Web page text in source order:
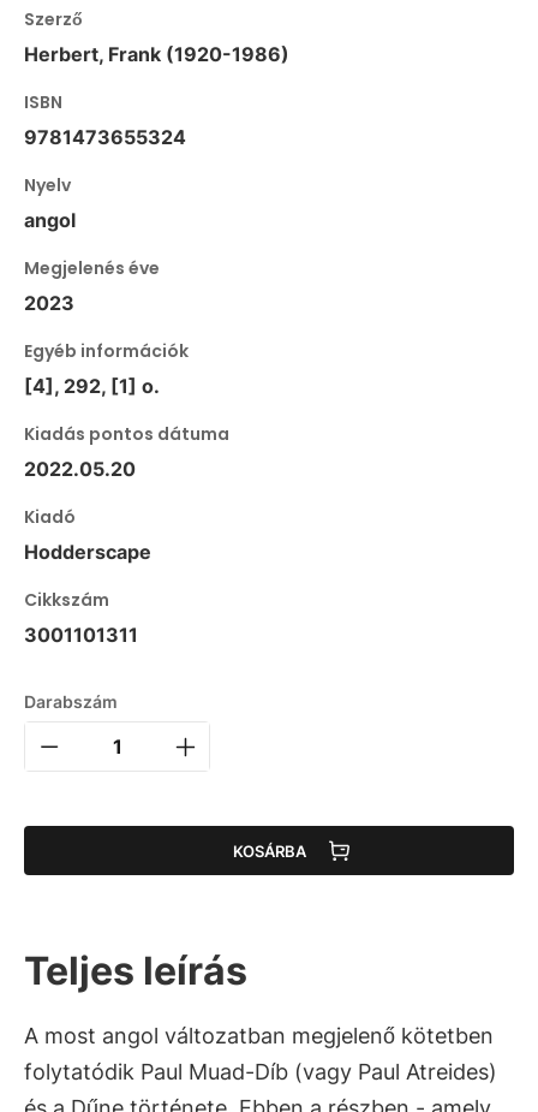
Szerző
Herbert, Frank (1920-1986)
ISBN
9781473655324
Nyelv
angol
Megjelenés éve
2023
Egyéb információk
[4], 292, [1] o.
Kiadás pontos dátuma
2022.05.20
Kiadó
Hodderscape
Cikkszám
3001101311
Darabszám
KOSÁRBA
Teljes leírás
A most angol változatban megjelenő kötetben
folytatódik Paul Muad-Díb (vagy Paul Atreides)